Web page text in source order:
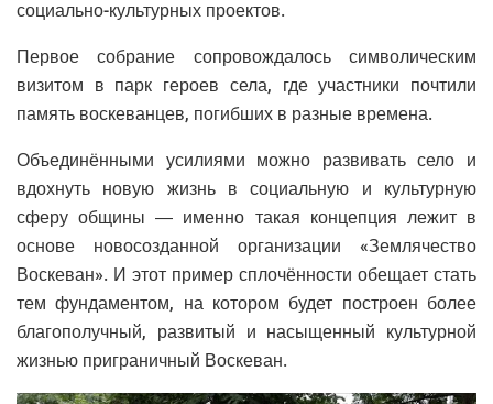
социально-культурных проектов.
Первое собрание сопровождалось символическим
визитом в парк героев села, где участники почтили
память воскеванцев, погибших в разные времена.
Объединёнными усилиями можно развивать село и
вдохнуть новую жизнь в социальную и культурную
сферу общины — именно такая концепция лежит в
основе новосозданной организации «Землячество
Воскеван». И этот пример сплочённости обещает стать
тем фундаментом, на котором будет построен более
благополучный, развитый и насыщенный культурной
жизнью приграничный Воскеван.